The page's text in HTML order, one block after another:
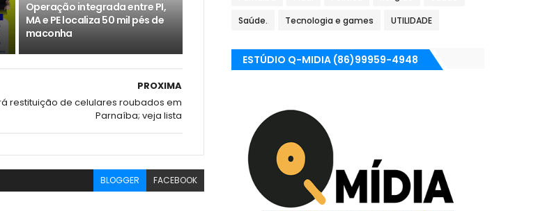
Operação integrada entre PI,
MA e PE localiza 50 mil pés de
maconha
PROXIMA
restituição de celulares roubados em
Parnaíba; veja lista
BLOGGER FACEBOOK
Saúde. Tecnologia e games UTILIDADE
ESTÚDIO Q-MIDIA (86)99959-4948